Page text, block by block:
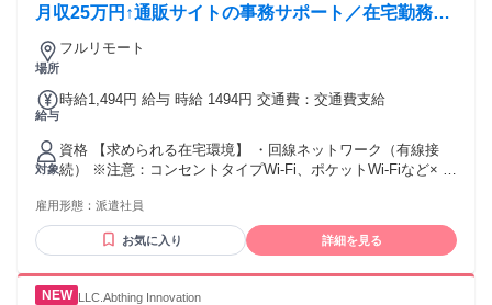
月収25万円↑通販サイトの事務サポート／在宅勤務あ
り／17時台退社／大量募集／開始日：即日
場所
フルリモート
給与
時給1,494円 給与 時給 1494円 交通費：交通費支給
対象
資格 【求められる在宅環境】 ・回線ネットワーク（有線接
続） ※注意：コンセントタイプWi-Fi、ポケットWi-Fiなど× ・
定あり） ※注意：部屋の中に座椅子、棚、引き出し、テレ
ビ、タンスなど×
雇用形態： 派遣社員
お気に入り 詳細を見る
LLC.Abthing Innovation